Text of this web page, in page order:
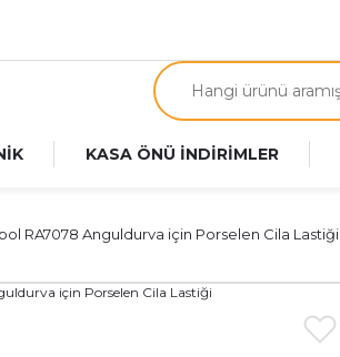
KASA ÖNÜ İNDİRİMLER
RA7078 Anguldurva için Porselen Cila Lastiği